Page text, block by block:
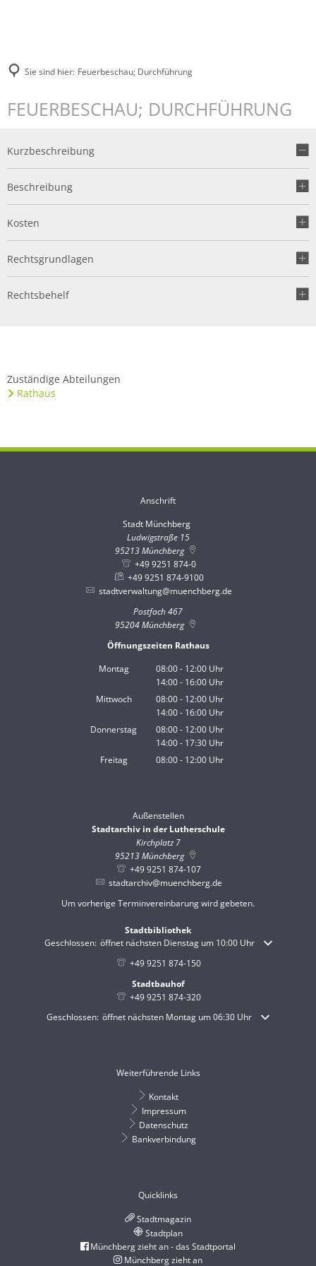
Sie sind hier: Feuerbeschau; Durchführung
FEUERBESCHAU; DURCHFÜHRUNG
Kurzbeschreibung
Beschreibung
Kosten
Rechtsgrundlagen
Rechtsbehelf
Zuständige Abteilungen
Rathaus
Anschrift
Stadt Münchberg
Ludwigstraße 15
95213Münchberg
+49 9251 874-0
+49 9251 874-9100
stadtverwaltung@muenchberg.de
Postfach 467
95204Münchberg
Öffnungszeiten Rathaus
Montag
08:00- 12:00 Uhr
Von 08:00 bis 12:00 Uhr
14:00- 16:00 Uhr
Von 14:00 bis 16:00 Uhr
Mittwoch 08:00- 12:00 Uhr
Von 08:00 bis 12:00 Uhr
14:00- 16:00 Uhr
Von 14:00 bis 16:00 Uhr
Donnerstag 08:00- 12:00 Uhr
Von 08:00 bis 12:00 Uhr
14:00- 17:30 Uhr
Von 14:00 bis 17:30 Uhr
Freitag 08:00- 12:00 Uhr
Außenstellen
Stadtarchiv in der Lutherschule
Kirchplatz 7
95213Münchberg
+49 9251 874-107
stadtarchiv@muenchberg.de
Um vorherige Terminvereinbarung wird gebeten.
Stadtbibliothek
Klicken, um weitere Öffnungs- oder Schließzeiten auszublenden
Geschlossen: öffnet nächsten Dienstag um 10:00 Uhr
+49 9251 874-150
Stadtbauhof
+49 9251 874-320
Klicken, um weitere Öffnungs- oder Schließzeiten auszublenden
Geschlossen: öffnet nächsten Montag um 06:30 Uhr
Weiterführende Links
Kontakt
Impressum
Datenschutz
Bankverbindung
Quicklinks
Stadtmagazin
Stadtplan
Münchberg zieht an - das Stadtportal
Münchberg zieht an